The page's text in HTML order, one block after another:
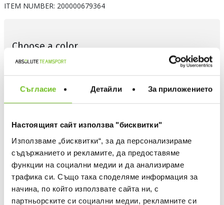
Съгласие Детайли За приложението
Настоящият сайт използва "бисквитки"
Използваме „бисквитки“, за да персонализираме
съдържанието и рекламите, да предоставяме
функции на социални медии и да анализираме
трафика си. Също така споделяме информация за
начина, по който използвате сайта ни, с
партньорските си социални медии, рекламните си
ITEM NUMBER: 200000679364
Choose a color
Choose size ADIDAS APPAREL - WHICH IS MY SIZE
S
Quantity